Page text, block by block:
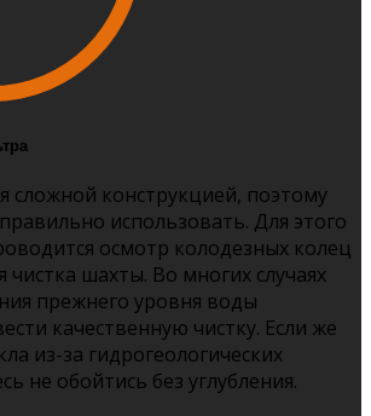
сложной конструкцией, поэтому
использовать. Для этого
осмотр колодезных колец
чистка шахты. Во многих случаях
прежнего уровня воды
качественную чистку. Если же
из-за гидрогеологических
не обойтись без углубления.